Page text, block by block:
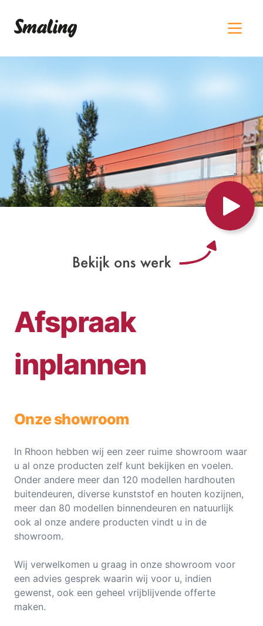
Afspraak
inplannen
Onze showroom
In Rhoon hebben wij een zeer ruime showroom waar
u al onze producten zelf kunt bekijken en voelen.
Onder andere meer dan 120 modellen hardhouten
buitendeuren, diverse kunststof en houten kozijnen,
meer dan 80 modellen binnendeuren en natuurlijk
ook al onze andere producten vindt u in de
showroom.
Wij verwelkomen u graag in onze showroom voor
een advies gesprek waarin wij voor u, indien
gewenst, ook een geheel vrijblijvende offerte
maken.